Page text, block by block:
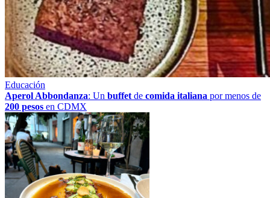
Educación
Aperol Abbondanza: Un buffet de comida italiana por menos de
200 pesos en CDMX